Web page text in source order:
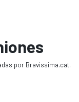
por Bravissima.cat.